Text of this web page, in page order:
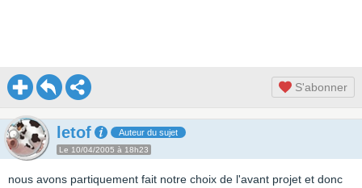
S'abonner
letof Auteur du sujet
Le 10/04/2005 à 18h23
nous avons partiquement fait notre choix de l'avant projet et donc